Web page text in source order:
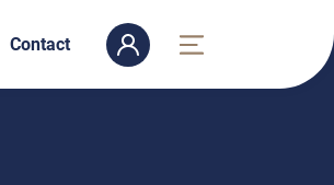
Contact